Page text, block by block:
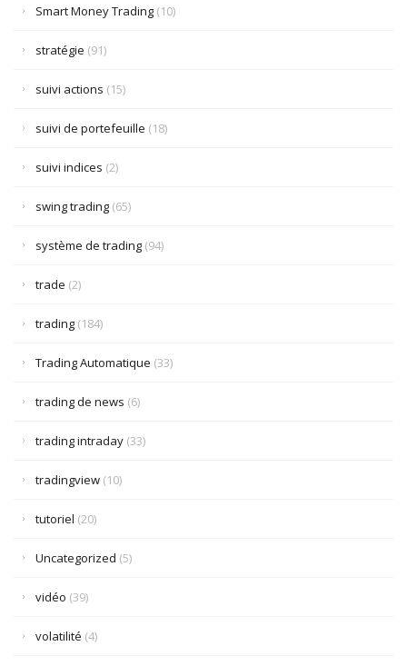
Smart Money Trading (10)
stratégie (91)
suivi actions (15)
suivi de portefeuille (18)
suivi indices (2)
swing trading (65)
système de trading (94)
trade (2)
trading (184)
Trading Automatique (33)
trading de news (6)
trading intraday (33)
tradingview (10)
tutoriel (20)
Uncategorized (5)
vidéo (39)
volatilité (4)